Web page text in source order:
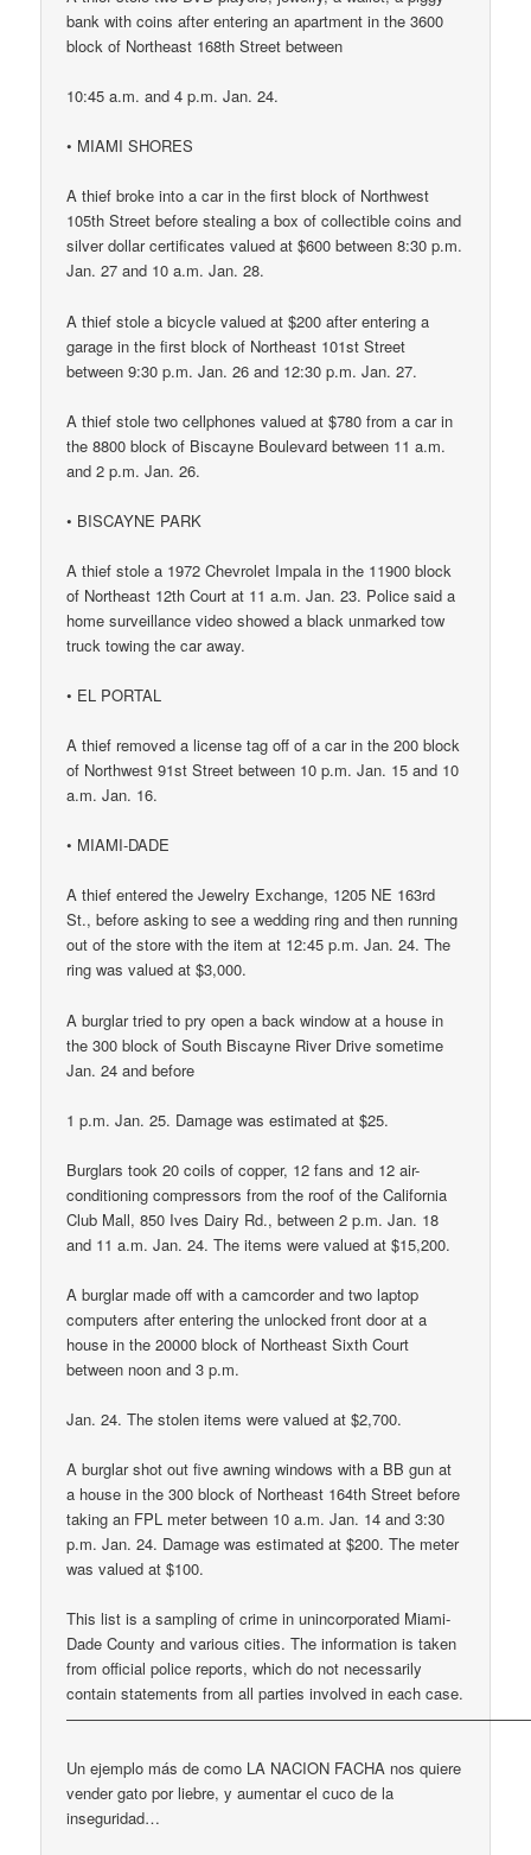
bank with coins after entering an apartment in the 3600
block of Northeast 168th Street between
10:45 a.m. and 4 p.m. Jan. 24.
• MIAMI SHORES
A thief broke into a car in the first block of Northwest
105th Street before stealing a box of collectible coins and
silver dollar certificates valued at $600 between 8:30 p.m.
Jan. 27 and 10 a.m. Jan. 28.
A thief stole a bicycle valued at $200 after entering a
garage in the first block of Northeast 101st Street
between 9:30 p.m. Jan. 26 and 12:30 p.m. Jan. 27.
A thief stole two cellphones valued at $780 from a car in
the 8800 block of Biscayne Boulevard between 11 a.m.
and 2 p.m. Jan. 26.
• BISCAYNE PARK
A thief stole a 1972 Chevrolet Impala in the 11900 block
of Northeast 12th Court at 11 a.m. Jan. 23. Police said a
home surveillance video showed a black unmarked tow
truck towing the car away.
• EL PORTAL
A thief removed a license tag off of a car in the 200 block
of Northwest 91st Street between 10 p.m. Jan. 15 and 10
a.m. Jan. 16.
• MIAMI-DADE
A thief entered the Jewelry Exchange, 1205 NE 163rd
St., before asking to see a wedding ring and then running
out of the store with the item at 12:45 p.m. Jan. 24. The
ring was valued at $3,000.
A burglar tried to pry open a back window at a house in
the 300 block of South Biscayne River Drive sometime
Jan. 24 and before
1 p.m. Jan. 25. Damage was estimated at $25.
Burglars took 20 coils of copper, 12 fans and 12 air-
conditioning compressors from the roof of the California
Club Mall, 850 Ives Dairy Rd., between 2 p.m. Jan. 18
and 11 a.m. Jan. 24. The items were valued at $15,200.
A burglar made off with a camcorder and two laptop
computers after entering the unlocked front door at a
house in the 20000 block of Northeast Sixth Court
between noon and 3 p.m.
Jan. 24. The stolen items were valued at $2,700.
A burglar shot out five awning windows with a BB gun at
a house in the 300 block of Northeast 164th Street before
taking an FPL meter between 10 a.m. Jan. 14 and 3:30
p.m. Jan. 24. Damage was estimated at $200. The meter
was valued at $100.
This list is a sampling of crime in unincorporated Miami-
Dade County and various cities. The information is taken
from official police reports, which do not necessarily
contain statements from all parties involved in each case.
Un ejemplo más de como LA NACION FACHA nos quiere
vender gato por liebre, y aumentar el cuco de la
inseguridad…